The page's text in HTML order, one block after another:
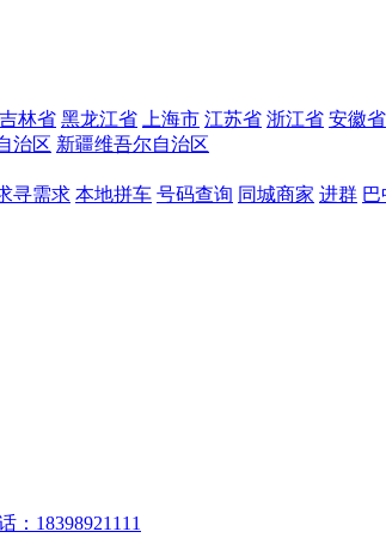
吉林省 黑龙江省 上海市 江苏省 浙江省 安徽省
治区 新疆维吾尔自治区
寻需求 本地拼车 号码查询 同城商家 进群
：18398921111